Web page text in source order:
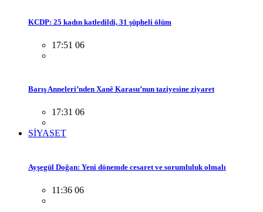
KCDP: 25 kadın katledildi, 31 şüpheli ölüm
17:51 06
Barış Anneleri’nden Xanê Karasu’nun taziyesine ziyaret
17:31 06
SİYASET
Ayşegül Doğan: Yeni dönemde cesaret ve sorumluluk olmalı
11:36 06